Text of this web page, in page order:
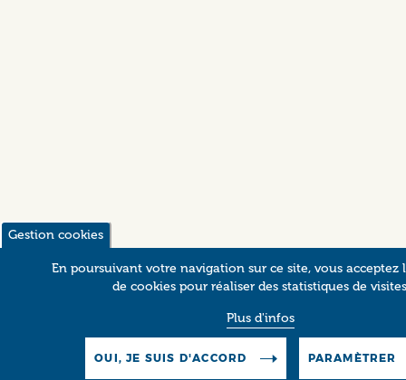
Gestion cookies
En poursuivant votre navigation sur ce site, vous acceptez
de cookies pour réaliser des statistiques de
Plus d'infos
OUI, JE SUIS D'ACCORD PARAMÈTRER